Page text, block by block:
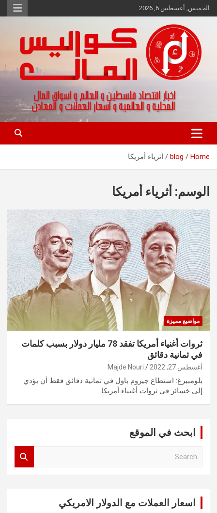
Skip
to
الخميس, أغسطس 6, 2026
كواليس المال
اخبار اقتصاد فلسطين و العالم و تقارير اسواق المال و العملات
Home
blog أثرياء أمريكا
الوسم: أثرياء أمريكا
مواضيع مميزة
ثروات أغنياء أمريكا تفقد 78 مليار دولار بسبب كلمات
في ثمانية دقائق
أغسطس 27, 2022 Majde Nouri
بلومبيرغ: استطاع جيروم باول في ثمانية دقائق فقط أن يؤدي
إلى خسائر في ثروات أغنياء أمريكا…
ابحث في الموقع
اسعار العملات مع الدولار الامريكي